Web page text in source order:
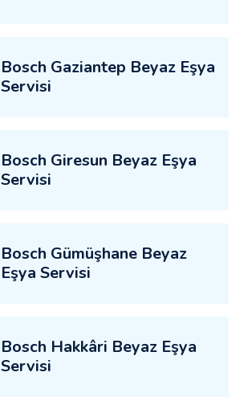
Bosch Gaziantep Beyaz Eşya
Servisi
Bosch Giresun Beyaz Eşya
Servisi
Bosch Gümüşhane Beyaz
Eşya Servisi
Bosch Hakkâri Beyaz Eşya
Servisi